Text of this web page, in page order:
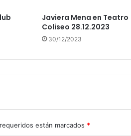
Javiera Mena en Teatro
Coliseo 28.12.2023
30/12/2023
están marcados *